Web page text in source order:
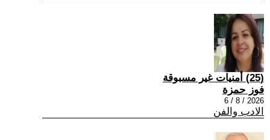
(25) أمنيات غير مسبوقة
فوز حمزة
2026 / 8 / 6
الادب والفن